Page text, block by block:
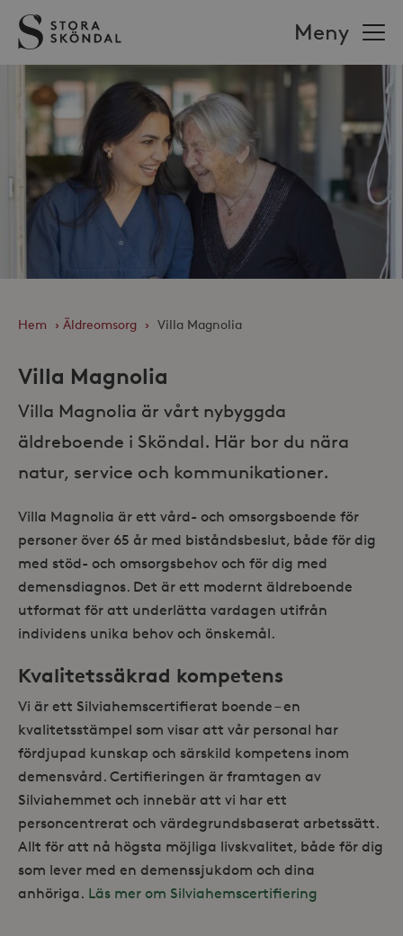
Stora
Sköndal
Meny
Hem › Äldreomsorg › Villa Magnolia
Villa Magnolia
Villa Magnolia är vårt nybyggda
äldreboende i Sköndal. Här bor du nära
natur, service och kommunikationer.
Villa Magnolia är ett vård- och omsorgsboende för
personer över 65 år med biståndsbeslut, både för dig
med stöd- och omsorgsbehov och för dig med
demensdiagnos. Det är ett modernt äldreboende
utformat för att underlätta vardagen utifrån
individens unika behov och önskemål.
Kvalitetssäkrad kompetens
Vi är ett Silviahemscertifierat boende – en
kvalitetsstämpel som visar att vår personal har
fördjupad kunskap och särskild kompetens inom
demensvård. Certifieringen är framtagen av
Silviahemmet och innebär att vi har ett
personcentrerat och värdegrundsbaserat arbetssätt.
Allt för att nå högsta möjliga livskvalitet, både för dig
som lever med en demenssjukdom och dina
anhöriga. Läs mer om Silviahemscertifiering